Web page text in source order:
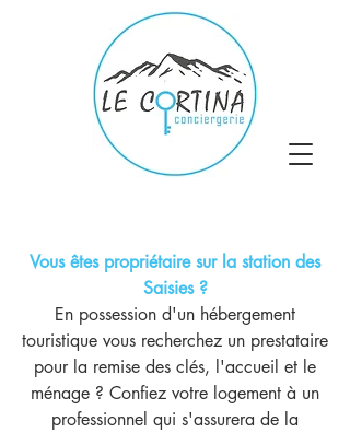
Vous êtes propriétaire sur la station des
Saisies ?
En possession d'un hébergement
touristique vous recherchez un prestataire
pour la remise des clés, l'accueil et le
ménage ? Confiez votre logement à un
professionnel qui s'assurera de la